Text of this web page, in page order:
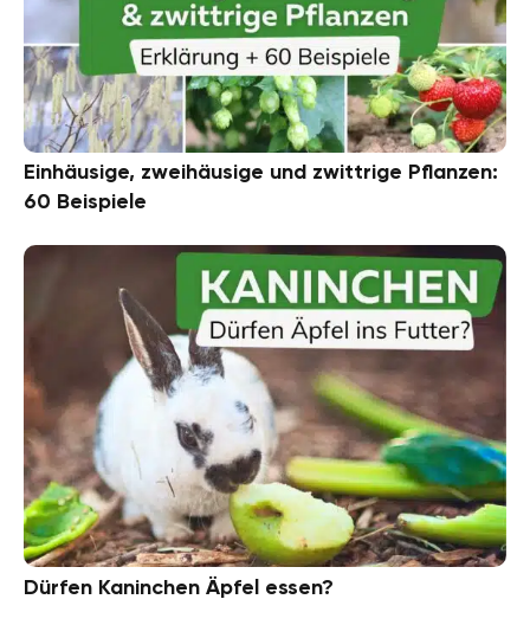
Einhäusige, zweihäusige und zwittrige Pflanzen:
60 Beispiele
Dürfen Kaninchen Äpfel essen?